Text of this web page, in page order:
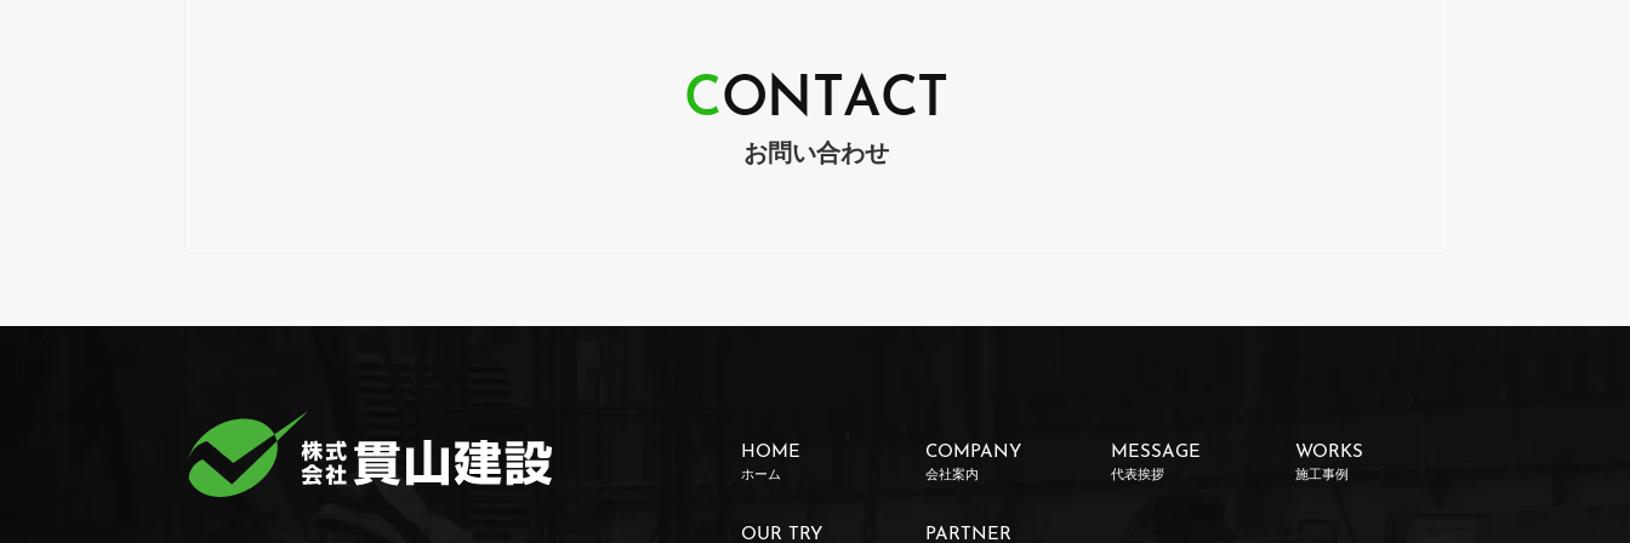
CON T AC T
お問い合わせ
HOME
ホーム
COMPANY
会社案内
MESSAGE
代表挨拶
WORKS
施工事例
OUR TRY PARTNER